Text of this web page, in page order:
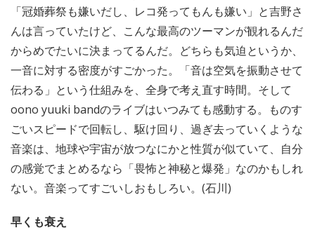
「冠婚葬祭も嫌いだし、レコ発ってもんも嫌い」と吉野さ
んは言っていたけど、こんな最高のツーマンが観れるんだ
からめでたいに決まってるんだ。どちらも気迫というか、
一音に対する密度がすごかった。「音は空気を振動させて
伝わる」という仕組みを、全身で考え直す時間。そして
oono yuuki bandのライブはいつみても感動する。ものす
ごいスピードで回転し、駆け回り、過ぎ去っていくような
音楽は、地球や宇宙が放つなにかと性質が似ていて、自分
の感覚でまとめるなら「畏怖と神秘と爆発」なのかもしれ
ない。音楽ってすごいしおもしろい。(石川)
早くも衰え